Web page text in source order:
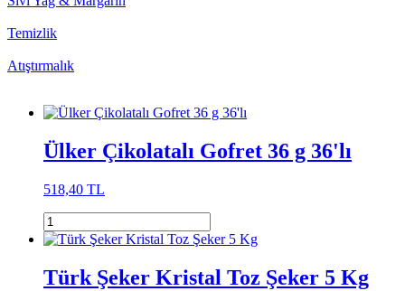
Temizlik
Atıştırmalık
Ülker Çikolatalı Gofret 36 g 36'lı
518,40 TL
Türk Şeker Kristal Toz Şeker 5 Kg